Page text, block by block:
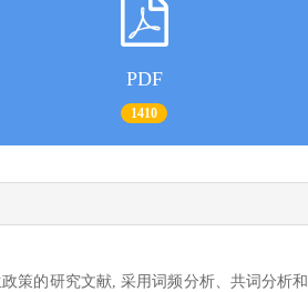
PDF
1410
策的研究文献, 采用词频分析、共词分析